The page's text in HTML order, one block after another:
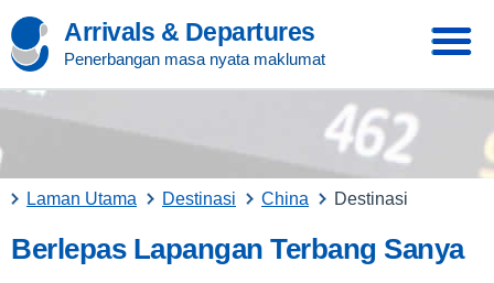
Arrivals & Departures
Penerbangan masa nyata maklumat
Laman Utama Destinasi China Destinasi
Berlepas Lapangan Terbang Sanya